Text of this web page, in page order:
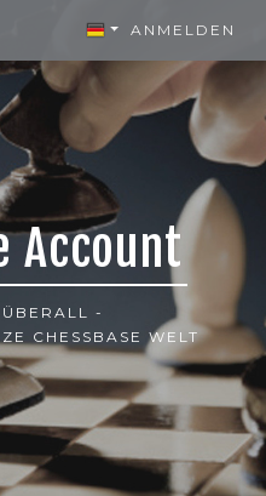
ANMELDEN
Account
-
CHESSBASE WELT